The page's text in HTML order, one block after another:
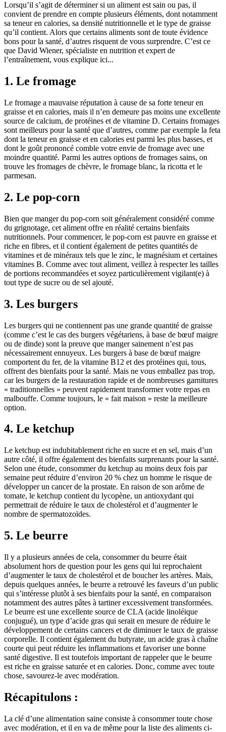
Lorsqu’il s’agit de déterminer si un aliment est sain ou pas, il
convient de prendre en compte plusieurs éléments, dont notamment
sa teneur en calories, sa densité nutritionnelle et le type de graisse
qu’il contient. Alors que certains aliments sont de toute évidence
bons pour la santé, d’autres risquent de vous surprendre. C’est ce
que David Wiener, spécialiste en nutrition et expert de
l’entraînement, vous explique ici...
1. Le fromage
Le fromage a mauvaise réputation à cause de sa forte teneur en
graisse et en calories, mais il n’en demeure pas moins une excellente
source de calcium, de protéines et de vitamine D. Certains fromages
sont meilleurs pour la santé que d’autres, comme par exemple la feta
dont la teneur en graisse et en calories est parmi les plus basses, et
dont le goût prononcé comble votre envie de fromage avec une
moindre quantité. Parmi les autres options de fromages sains, on
trouve les fromages de chèvre, le fromage blanc, la ricotta et le
parmesan.
2. Le pop-corn
Bien que manger du pop-corn soit généralement considéré comme
du grignotage, cet aliment offre en réalité certains bienfaits
nutritionnels. Pour commencer, le pop-corn est pauvre en graisse et
riche en fibres, et il contient également de petites quantités de
vitamines et de minéraux tels que le zinc, le magnésium et certaines
vitamines B. Comme avec tout aliment, veillez à respecter les tailles
de portions recommandées et soyez particulièrement vigilant(e) à
tout type de sucre ou de sel ajouté.
3. Les burgers
Les burgers qui ne contiennent pas une grande quantité de graisse
(comme c’est le cas des burgers végétariens, à base de bœuf maigre
ou de dinde) sont la preuve que manger sainement n’est pas
nécessairement ennuyeux. Les burgers à base de bœuf maigre
comportent du fer, de la vitamine B12 et des protéines qui, tous,
offrent des bienfaits pour la santé. Mais ne vous emballez pas trop,
car les burgers de la restauration rapide et de nombreuses garnitures
« traditionnelles » peuvent rapidement transformer votre repas en
malbouffe. Comme toujours, le « fait maison » reste la meilleure
option.
4. Le ketchup
Le ketchup est indubitablement riche en sucre et en sel, mais d’un
autre côté, il offre également des bienfaits surprenants pour la santé.
Selon une étude, consommer du ketchup au moins deux fois par
semaine peut réduire d’environ 20 % chez un homme le risque de
développer un cancer de la prostate. En raison de son arôme de
tomate, le ketchup contient du lycopène, un antioxydant qui
permettrait de réduire le taux de cholestérol et d’augmenter le
nombre de spermatozoïdes.
5. Le beurre
Il y a plusieurs années de cela, consommer du beurre était
absolument hors de question pour les gens qui lui reprochaient
d’augmenter le taux de cholestérol et de boucher les artères. Mais,
depuis quelques années, le beurre a retrouvé les faveurs d’un public
qui s’intéresse plutôt à ses bienfaits pour la santé, en comparaison
notamment des autres pâtes à tartiner excessivement transformées.
Le beurre est une excellente source de CLA (acide linoléique
conjugué), un type d’acide gras qui serait en mesure de réduire le
développement de certains cancers et de diminuer le taux de graisse
corporelle. Il contient également du butyrate, un acide gras à chaîne
courte qui peut réduire les inflammations et favoriser une bonne
santé digestive. Il est toutefois important de rappeler que le beurre
est riche en graisse saturée et en calories. Donc, comme avec toute
chose, savourez-le avec modération.
Récapitulons :
La clé d’une alimentation saine consiste à consommer toute chose
avec modération, et il en va de même pour la liste des aliments ci-